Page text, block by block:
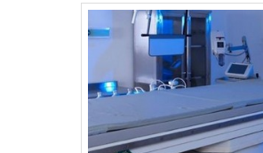
trabalhadores eficientes,
sucesso de cada cliente de ponta a